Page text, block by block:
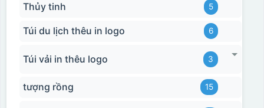
Thủy tinh 5
Túi du lịch thêu in logo 6
Túi vải in thêu logo 3
tượng rồng 15